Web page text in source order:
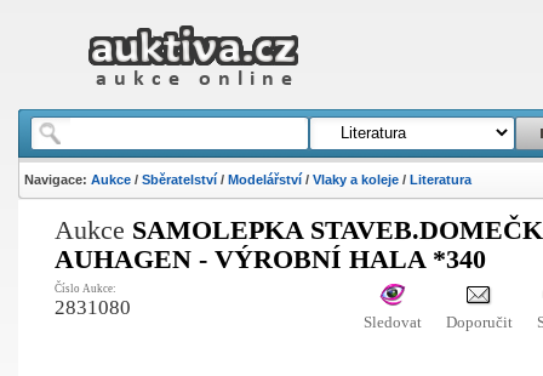
Navigace: Aukce/ Sběratelství/ Modelářství/ Vlaky a koleje/ Literatura
Aukce SAMOLEPKA
AUHAGEN - VÝROBNÍ HALA *340
Číslo Aukce:
2831080
Sledovat Doporučit